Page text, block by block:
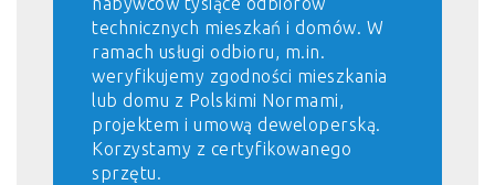
technicznych mieszkań i domów. W
ramach usługi odbioru, m.in.
weryfikujemy zgodności mieszkania
lub domu z Polskimi Normami,
projektem i umową deweloperską.
Korzystamy z certyfikowanego
sprzętu.